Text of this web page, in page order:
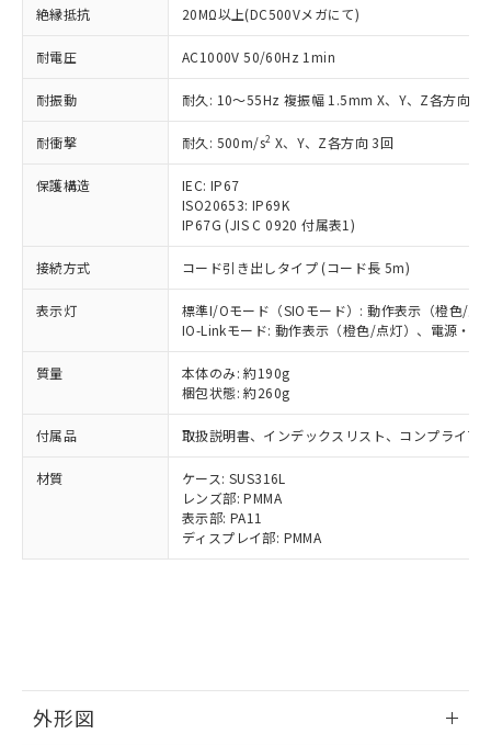
絶縁抵抗 20MΩ以上(DC500Vメガにて)
耐電圧 AC1000V 50/60Hz 1min
耐振動 耐久: 10～55Hz 複振幅 1.5mm X、Y、Z各方向 2h
耐衝撃 耐久: 500m/s2 X、Y、Z各方向 3回
保護構造
IEC: IP67
ISO20653: IP69K
IP67G (JIS C 0920 付属表1)
接続方式 コード引き出しタイプ (コード長 5m)
表示灯
標準I/Oモード（SIOモード）: 動作表示（橙色/点
IO-Linkモード: 動作表示（橙色/点灯）、電源・
質量
本体のみ: 約190g
梱包状態: 約260g
付属品 取扱説明書、インデックスリスト、コンプライア
材質
ケース: SUS316L
レンズ部: PMMA
表示部: PA11
ディスプレイ部: PMMA
外形図
記載している更新日時点での社内デー
タに基づき作成されるものであり、閲
覧された時点での実際の在庫および標
準価格とは異なる場合があることをご
了承ください。
正式な納期状況および標準価格はお客
様のお取引先、またはお客様担当のオ
ムロン制御機器販売店・当社販売員に
ご相談ください。
オムロン制御機器販売店や当社販売拠
販売ネットワーク
」をご確認
ください。
在庫状況および標準価格結果を当社の
事前の承諾なく第三者に漏洩または開
示しないようお願いします。
マイパーツ機能（部品リスト作成サー
ビス）をご利用いただくには、I-Web
メンバーズにご登録されている必要が
あります。
お客様が当ウェブサイト上で当社にご
登録された部品リストについて、当社
および当社の共同利用者が、当社の製
品・サービスに関するお客様との取
引・商談に必要な範囲で利用すること
*EU RoHS指令（10物質）：
鉛(Pb) 1000ppm以下、 水銀(Hg) 1000ppm以下、 カド
類(PBB) 1000ppm以下、ポリ臭化ジフェニルエーテル類
(PBDE) 1000ppm以下、フタル酸ビス(2-エチルヘキシ
ル) (DEHP)(別名：DOP) 1000ppm以下、フタル酸ブチ
ルベンジル（BBP） 1000ppm以下、フタル酸ジブチル
（DBP） 1000ppm以下、フタル酸ジイソブチル
(DIBP) 1000ppm以下
但し、RoHS指令で産業用監視および制御機器に対する
適用除外項目は除く。
フタル酸エステル類の４物質については閾値を超える意
図的な使用がないことを確認しています。
※2 対応予定月
部品在庫の切り替え状況などにより、予定
月が前後することがあります。
※3 非含有証明書ダウンロード
下記の非含有証明書をダウンロードするこ
とができます。
ものではありません。
また、RoHS指令のフタル酸エステル類４
物質の対応では、対応完了までの期間は出
い合わせください。
*中国RoHS10物質の基準値 (GB/T26572)：
Pb(鉛) :1000ppm、 Hg(水銀) : 1000ppm、 Cd(カドミウ
Cr(Ⅵ)(六価クロム) : 1000ppm、 PBBs(ポリ臭化ビフェ
ニル類) : 1000ppm、 PBDEs(ポリ臭化ジフェニルエーテ
ル類) : 1000ppm、
ル) : 1000ppm、
DEHP(フタル酸ビス(2-エチルヘキシル)) : 1000ppm
※2 環境保護使用期限
「ｅ」：有害物質（10物質）のすべてが基
準値以下であることを示します。
「10」：通常の使用状況下において有害物
質が外部に漏えいし、環境に深刻な影響を
及ぼさない年数を意味します。
「－」：未確認です。当社販売部門へお問
い合わせください。
（以下｢規制貨物等」という）を輸出
または国外への提供する場合は、日本
国政府の輸出許可(または役務取引許
可)を取得するなどの必要な手続きを
とります。
当社は規制貨物を破棄する場合は、完
全に破砕するなど、違法に輸出されな
いよう必要な手段を講じます。
当社は貴社製品を、核兵器、ミサイ
ル、化学兵器、生物兵器またはその他
武器並びにこれらの製造装置等に一切
使用いたしません。
当社は、貴社製品を第三者に販売する
場合は、上記1、2および3の内容を当
該第三者に通知します。また当社は、
販売先および販売に係わる関係者が違
法に輸出するおそれがある場合は、取
り引きをいたしません。
説明
一定数以上の在庫あり
一定数には満たないが在庫あり
在庫なし(最新の在庫状況につ
いては、お客様のお取引先、ま
たはお客様担当のオムロン制御
機器販売店・当社販売員にご確
認ください)
受注生産機種、また在庫状況の
情報を公開していない機種